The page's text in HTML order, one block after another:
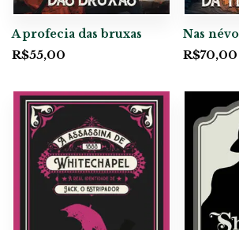
A profecia das bruxas
R$55,00
Nas
R$70,00